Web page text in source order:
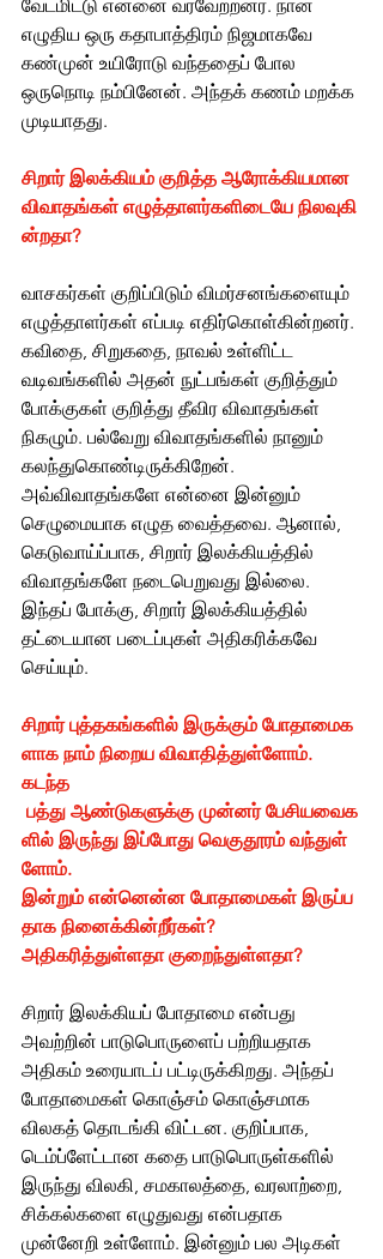
வேடமிட்டு என்னை வரவேற்றனர். நான்
எழுதிய ஒரு கதாபாத்திரம் நிஜமாகவே
கண்முன் உயிரோடு வந்ததைப் போல
ஒருநொடி நம்பினேன். அந்தக் கணம் மறக்க
முடியாதது.
சிறார் இலக்கியம் குறித்த ஆரோக்கியமான
விவாதங்கள் எழுத்தாளர்களிடையே நிலவுகி
ன்றதா?
வாசகர்கள் குறிப்பிடும் விமர்சனங்களையும்
எழுத்தாளர்கள் எப்படி எதிர்கொள்கின்றனர்.
கவிதை, சிறுகதை, நாவல் உள்ளிட்ட
வடிவங்களில் அதன் நுட்பங்கள் குறித்தும்
போக்குகள் குறித்து தீவிர விவாதங்கள்
நிகழும். பல்வேறு விவாதங்களில் நானும்
கலந்துகொண்டிருக்கிறேன்.
அவ்விவாதங்களே என்னை இன்னும்
செழுமையாக எழுத வைத்தவை. ஆனால்,
கெடுவாய்ப்பாக, சிறார் இலக்கியத்தில்
விவாதங்களே நடைபெறுவது இல்லை.
இந்தப் போக்கு, சிறார் இலக்கியத்தில்
தட்டையான படைப்புகள் அதிகரிக்கவே
செய்யும்.
சிறார் புத்தகங்களில் இருக்கும் போதாமைக
ளாக நாம் நிறைய விவாதித்துள்ளோம்.
கடந்த
பத்து ஆண்டுகளுக்கு முன்னர் பேசியவைக
ளில் இருந்து இப்போது வெகுதூரம் வந்துள்
ளோம்.
இன்றும் என்னென்ன போதாமைகள் இருப்ப
தாக நினைக்கின்றீர்கள்?
அதிகரித்துள்ளதா குறைந்துள்ளதா?
சிறார் இலக்கியப் போதாமை என்பது
அவற்றின் பாடுபொருளைப் பற்றியதாக
அதிகம் உரையாடப் பட்டிருக்கிறது. அந்தப்
போதாமைகள் கொஞ்சம் கொஞ்சமாக
விலகத் தொடங்கி விட்டன. குறிப்பாக,
டெம்ப்ளேட்டான கதை பாடுபொருள்களில்
இருந்து விலகி, சமகாலத்தை, வரலாற்றை,
சிக்கல்களை எழுதுவது என்பதாக
முன்னேறி உள்ளோம். இன்னும் பல அடிகள்